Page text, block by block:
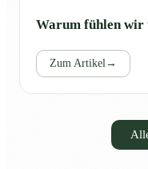
Warum fühlen wir
Zum Artikel→